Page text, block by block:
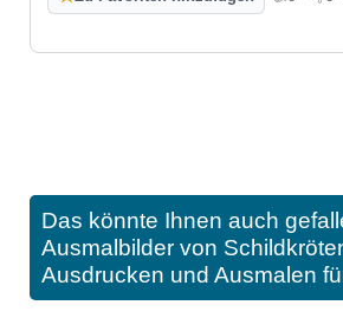
Gefällt mir
Das könnte Ihnen auch
Ausmalbilder von
Ausdrucken und Ausmalen